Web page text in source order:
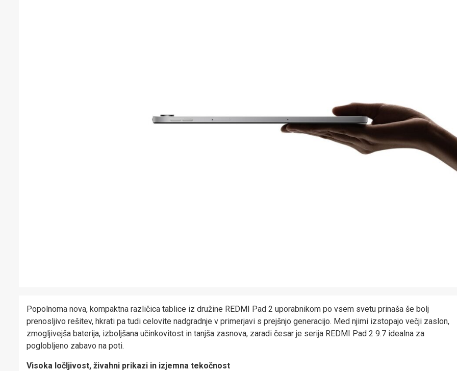
Popolnoma nova, kompaktna različica tablice iz družine REDMI Pad 2 uporabnikom po vsem svetu prinaša še bolj
prenosljivo rešitev, hkrati pa tudi celovite nadgradnje v primerjavi s prejšnjo generacijo. Med njimi izstopajo večji zaslon,
zmogljivejša baterija, izboljšana učinkovitost in tanjša zasnova, zaradi česar je serija REDMI Pad 2 9.7 idealna za
poglobljeno zabavo na poti.
Visoka ločljivost, živahni prikazi in izjemna tekočnost